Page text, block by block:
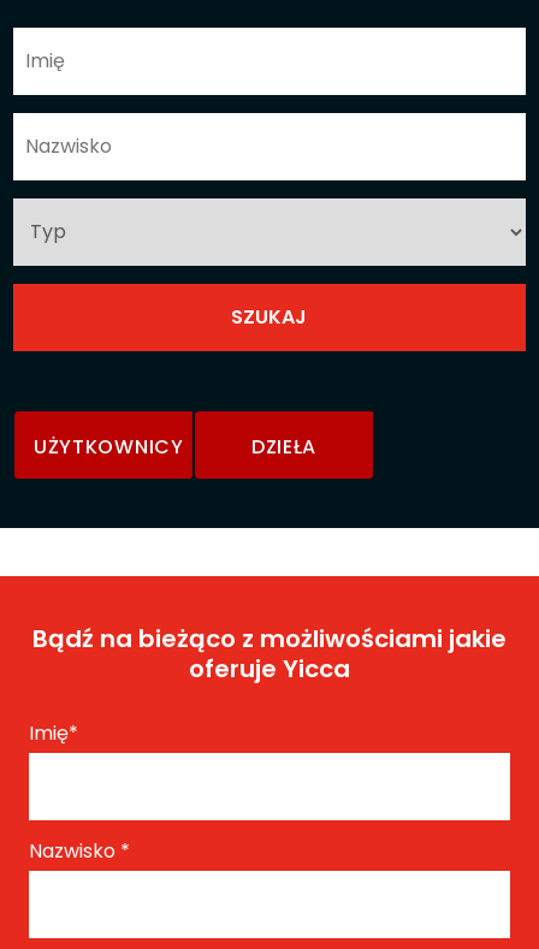
UŻYTKOWNICY DZIEŁA
Bądź na bieżąco z możliwościami jakie
oferuje Yicca
Imię*
Nazwisko *